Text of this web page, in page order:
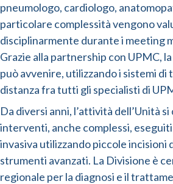
pneumologo, cardiologo,
particolare complessità vengono
disciplinarmente durante i meeting
Grazie alla partnership con UPMC,
può avvenire, utilizzando i sistemi di
distanza fra tutti gli specialisti di
Da diversi anni, l’attività dell’Unità
interventi, anche complessi,
invasiva utilizzando piccole incisioni
strumenti avanzati. La Divisione è
regionale per la diagnosi e il